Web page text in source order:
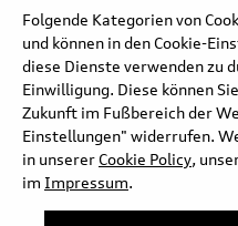
Folgende Kategorien von
und können in den Cookie-
diese Dienste verwenden zu
Einwilligung. Diese können
Zukunft im Fußbereich der
Einstellungen" widerrufen.
in unserer Cookie Policy,
im Impressum.